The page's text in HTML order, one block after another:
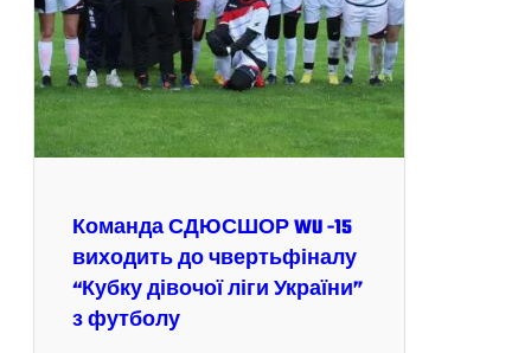
Команда СДЮСШОР WU -15
виходить до чвертьфіналу
“Кубку дівочої ліги України”
з футболу